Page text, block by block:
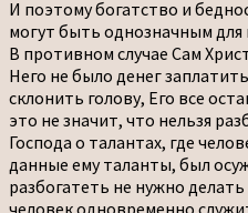
И поэтому богатство и
могут быть однозначным для
В противном случае Сам
Него не было денег
склонить голову, Его все
это не значит, что нельзя
Господа о талантах, где
данные ему таланты, был
разбогатеть не нужно